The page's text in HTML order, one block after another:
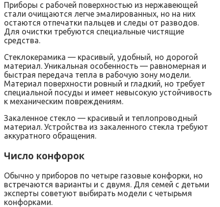
Приборы с рабочей поверхностью из нержавеющей
стали очищаются легче эмалированных, но на них
остаются отпечатки пальцев и следы от разводов.
Для очистки требуются специальные чистящие
средства.
Стеклокерамика — красивый, удобный, но дорогой
материал. Уникальная особенность — равномерная и
быстрая передача тепла в рабочую зону модели.
Материал поверхности ровный и гладкий, но требует
специальной посуды и имеет невысокую устойчивость
к механическим повреждениям.
Закаленное стекло — красивый и теплопроводный
материал. Устройства из закаленного стекла требуют
аккуратного обращения.
Число конфорок
Обычно у приборов по четыре газовые конфорки, но
встречаются варианты и с двумя. Для семей с детьми
эксперты советуют выбирать модели с четырьмя
конфорками.